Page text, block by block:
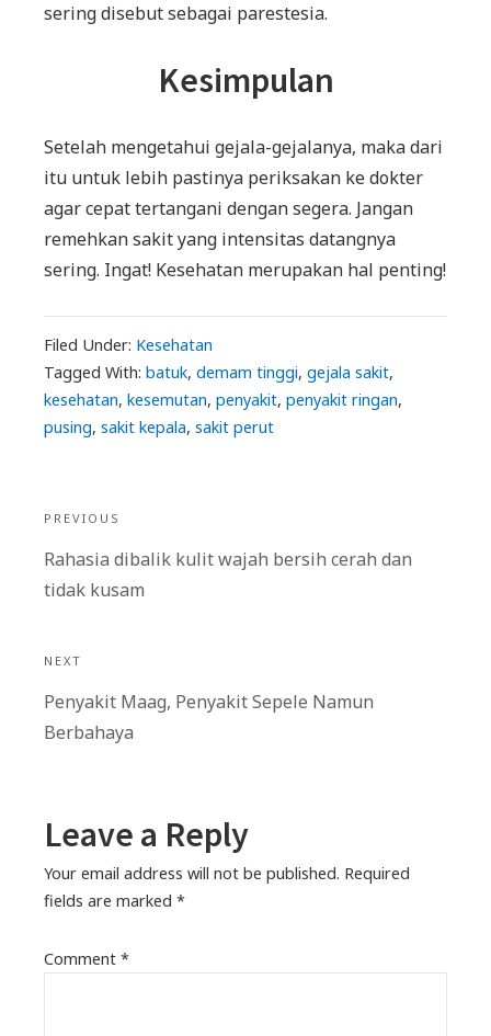
sering disebut sebagai parestesia.
Kesimpulan
Setelah mengetahui gejala-gejalanya, maka dari
itu untuk lebih pastinya periksakan ke dokter
agar cepat tertangani dengan segera. Jangan
remehkan sakit yang intensitas datangnya
sering. Ingat! Kesehatan merupakan hal penting!
Filed Under: Kesehatan
Tagged With: batuk, demam tinggi, gejala sakit,
kesehatan, kesemutan, penyakit, penyakit ringan,
pusing, sakit kepala, sakit perut
Post
navigation
PREVIOUS
Previous
post:
Rahasia dibalik kulit wajah bersih cerah dan
tidak kusam
NEXT
Next
post:
Penyakit Maag, Penyakit Sepele Namun
Berbahaya
Leave a Reply
Your email address will not be published. Required
fields are marked *
Comment *